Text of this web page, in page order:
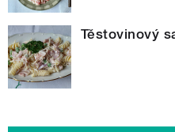
Těstovinový